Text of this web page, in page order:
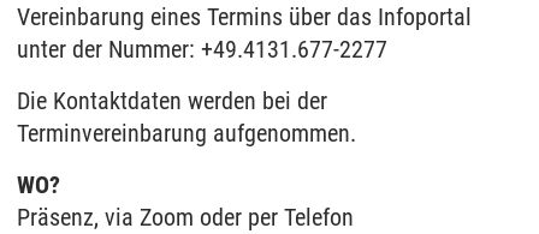
Vereinbarung eines Termins über das Infoportal
unter der Nummer: +49.4131.677-2277
Die Kontaktdaten werden bei der
Terminvereinbarung aufgenommen.
WO?
Präsenz, via Zoom oder per Telefon